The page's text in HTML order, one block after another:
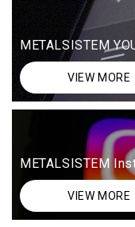
METALSISTEM
VIEW MORE
METALSISTEM
VIEW MORE